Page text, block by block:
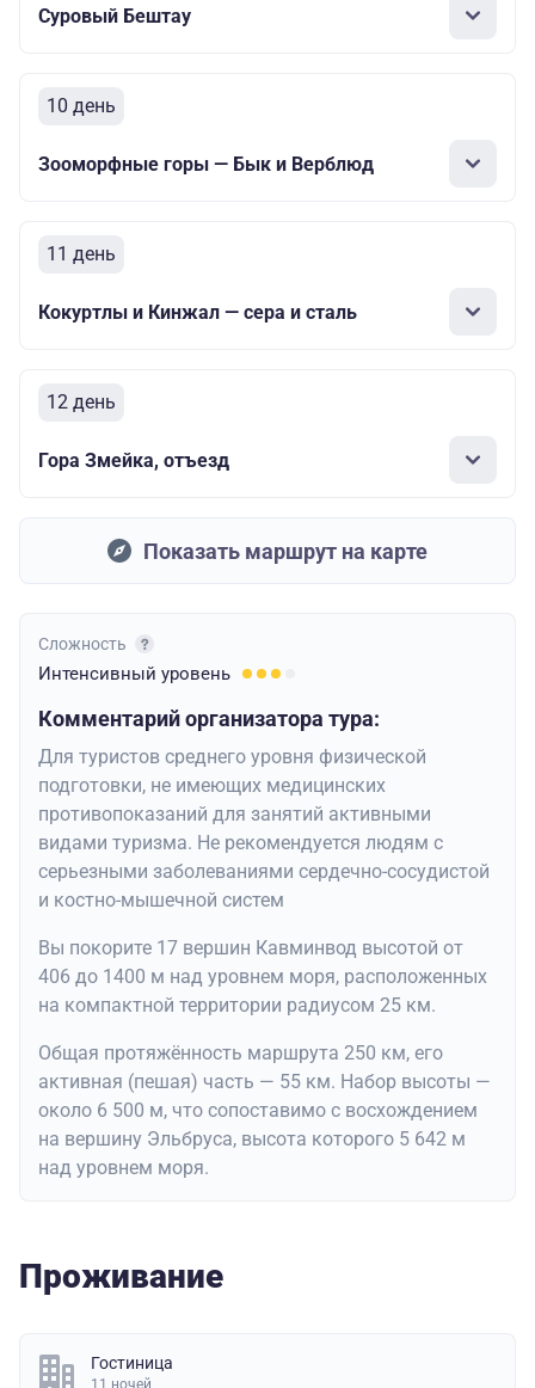
Суровый Бештау
10 день
Зооморфные горы — Бык и Верблюд
11 день
Кокуртлы и Кинжал — сера и сталь
12 день
Гора Змейка, отъезд
Показать маршрут на карте
Сложность
Интенсивный уровень
Комментарий организатора тура:
Для туристов среднего уровня физической
подготовки, не имеющих медицинских
противопоказаний для занятий активными
видами туризма. Не рекомендуется людям с
серьезными заболеваниями сердечно-сосудистой
и костно-мышечной систем
Вы покорите 17 вершин Кавминвод высотой от
406 до 1400 м над уровнем моря, расположенных
на компактной территории радиусом 25 км.
Общая протяжённость маршрута 250 км, его
активная (пешая) часть — 55 км. Набор высоты —
около 6 500 м, что сопоставимо с восхождением
на вершину Эльбруса, высота которого 5 642 м
над уровнем моря.
Проживание
Гостиница